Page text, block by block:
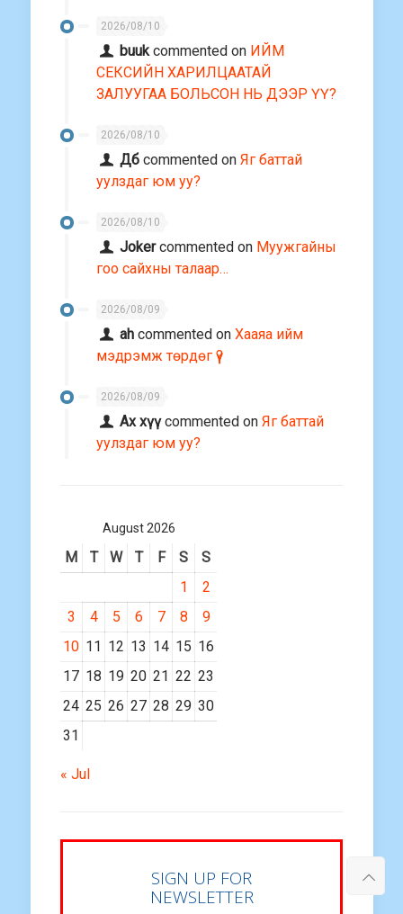
2026/08/10
buuk commented on ИЙМ
СЕКСИЙН ХАРИЛЦААТАЙ
ЗАЛУУГАА БОЛЬСОН НЬ ДЭЭР ҮҮ?
2026/08/10
Дб commented onЯг баттай
уулздаг юм уу?
2026/08/10
Jokercommented on Муужгайны
гоо сайхны талаар…
2026/08/09
ah commented onХааяа ийм
мэдрэмж төрдөг үү?
2026/08/09
Ах хүүcommented onЯг баттай
уулздаг юм уу?
August 2026
M T W T F S
S
1
2
3
4 5 6 7 8
9
10 11 12 13 14 15 16
17 18 19 20 21 22 23
24 25 26 27 28 29 30
31
« Jul
SIGN UP FOR
NEWSLETTER